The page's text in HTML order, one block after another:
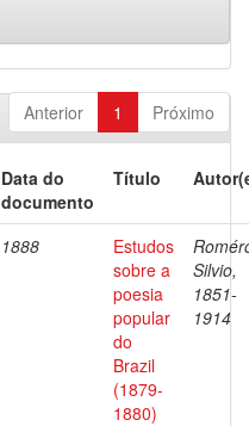
Anterior 1 Próximo
Data do
documento
Título
1888
Estudos
sobre a
poesia
popular
do
Brazil
(1879-
1880)
Silvio,
1851-
1914